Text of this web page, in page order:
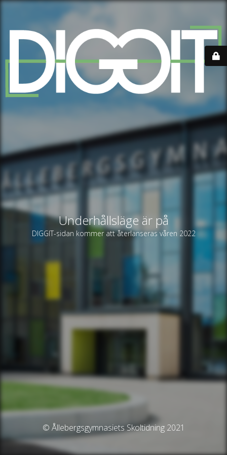
Underhållsläge är på
DIGGIT-sidan kommer att återlanseras våren 2022
© Ållebergsgymnasiets Skoltidning 2021